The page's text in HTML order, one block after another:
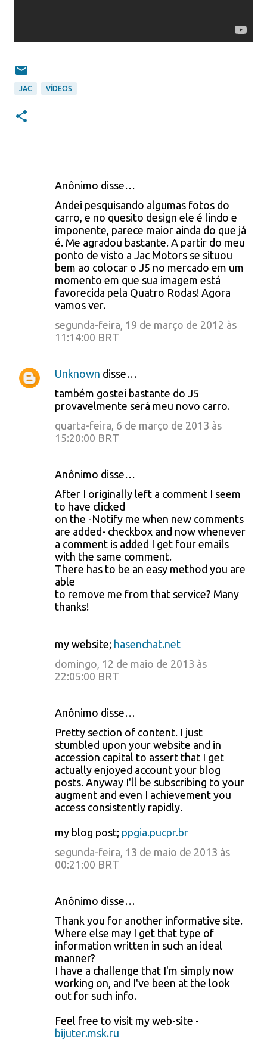
JAC VÍDEOS
s
Anônimo disse…
Andei pesquisando algumas fotos do
carro, e no quesito design ele é lindo e
imponente, parece maior ainda do que já
é. Me agradou bastante. A partir do meu
ponto de visto a Jac Motors se situou
bem ao colocar o J5 no mercado em um
momento em que sua imagem está
favorecida pela Quatro Rodas! Agora
vamos ver.
segunda-feira, 19 de março de 2012 às
11:14:00 BRT
Unknown disse…
também gostei bastante do J5
provavelmente será meu novo carro.
quarta-feira, 6 de março de 2013 às
15:20:00 BRT
Anônimo disse…
After I originally left a comment I seem
to have clicked
on the -Notify me when new comments
are added- checkbox and now whenever
a comment is added I get four emails
with the same comment.
There has to be an easy method you are
able
to remove me from that service? Many
thanks!
my website; hasenchat.net
domingo, 12 de maio de 2013 às
22:05:00 BRT
Anônimo disse…
Pretty section of content. I just
stumbled upon your website and in
accession capital to assert that I get
actually enjoyed account your blog
posts. Anyway I'll be subscribing to your
augment and even I achievement you
access consistently rapidly.
my blog post; ppgia.pucpr.br
segunda-feira, 13 de maio de 2013 às
00:21:00 BRT
Anônimo disse…
Thank you for another informative site.
Where else may I get that type of
information written in such an ideal
manner?
I have a challenge that I'm simply now
working on, and I've been at the look
out for such info.
Feel free to visit my web-site -
bijuter.msk.ru